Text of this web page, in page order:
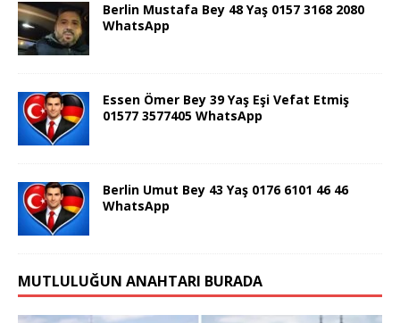
Berlin Mustafa Bey 48 Yaş 0157 3168 2080
WhatsApp
Essen Ömer Bey 39 Yaş Eşi Vefat Etmiş
01577 3577405 WhatsApp
Berlin Umut Bey 43 Yaş 0176 6101 46 46
WhatsApp
MUTLULUĞUN ANAHTARI BURADA